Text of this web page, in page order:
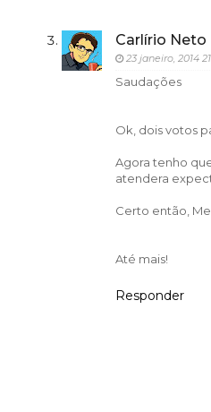
Carlírio Neto
23 janeiro, 2014
Saudações
Ok, dois votos
Agora tenho
atendera
Certo então,
Até mais!
Responder